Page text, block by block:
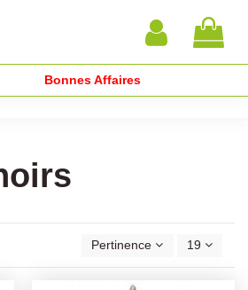
Bonnes Affaires
Pertinence 19